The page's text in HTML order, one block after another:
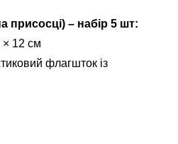
присосці) – набір 5 шт:
× 12 см
флагшток із